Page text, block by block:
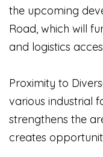
the upcoming
Road, which will
and logistics
Proximity to
various industrial
strengthens the
creates